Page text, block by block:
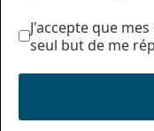
J'accepte que
seul but de me